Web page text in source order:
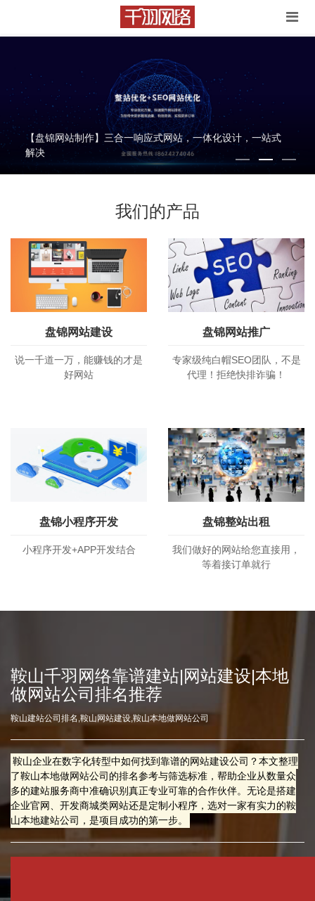
【盘锦SEO网站推广】有技术，能赚钱的正经网站技术团队
竭诚为您服务
我们的产品
盘锦网站建设
说一千道一万，能赚钱的才是
好网站
盘锦网站推广
专家级纯白帽SEO团队，不是
代理！拒绝快排诈骗！
盘锦小程序开发
小程序开发+APP开发结合
盘锦整站出租
我们做好的网站给您直接用，
等着接订单就行
鞍山千羽网络靠谱建站|网站建设|本地
做网站公司排名推荐
鞍山建站公司排名,鞍山网站建设,鞍山本地做网站公司
鞍山企业在数字化转型中如何找到靠谱的网站建设公司？本文整理
了鞍山本地做网站公司的排名参考与筛选标准，帮助企业从数量众
多的建站服务商中准确识别真正专业可靠的合作伙伴。无论是搭建
企业官网、开发商城类网站还是定制小程序，选对一家有实力的鞍
山本地建站公司，是项目成功的第一步。